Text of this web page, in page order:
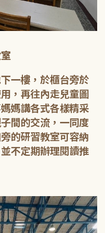
一樓，於櫃台旁於
，再往內走兒童圖
媽講各式各樣精采
間的交流，一同度
的研習教室可容納
不定期辦理閱讀推